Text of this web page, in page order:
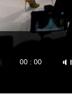
00 : 00